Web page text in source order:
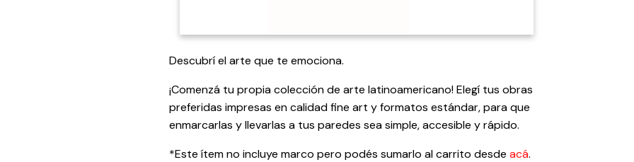
Descubrí el arte que te emociona.
¡Comenzá tu propia colección de arte latinoamericano! Elegí tus obras
preferidas impresas en calidad fine art y formatos estándar, para que
enmarcarlas y llevarlas a tus paredes sea simple, accesible y rápido.
*Este ítem no incluye marco pero podés sumarlo al carrito desde acá.